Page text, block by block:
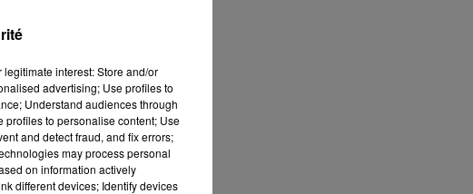
d’essais,
années
& the
en haut
interest: Store and/or
advertising; Use profiles to
Understand audiences through
profiles to personalise content; Use
and detect fraud, and fix errors;
may process personal
on information actively
different devices; Identify devices